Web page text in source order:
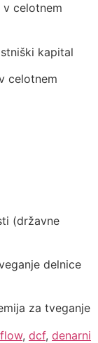
v celotnem
kapital
celotnem
(državne
delnice
za tveganje
, dcf, denarni